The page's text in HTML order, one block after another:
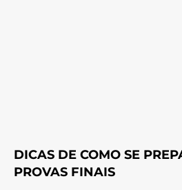
DICAS DE COMO SE
PROVAS FINAIS